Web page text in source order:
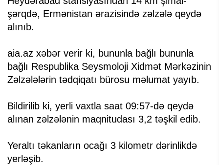
şərqdə, Ermənistan ərazisində zəlzələ qeydə
alınıb.
aia.az xəbər verir ki, bununla bağlı bununla
bağlı Respublika Seysmoloji Xidmət Mərkəzinin
Zəlzələlərin tədqiqatı bürosu məlumat yayıb.
Bildirilib ki, yerli vaxtla saat 09:57-də qeydə
alınan zəlzələnin maqnitudası 3,2 təşkil edib.
Yeraltı təkanların ocağı 3 kilometr dərinlikdə
yerləşib.